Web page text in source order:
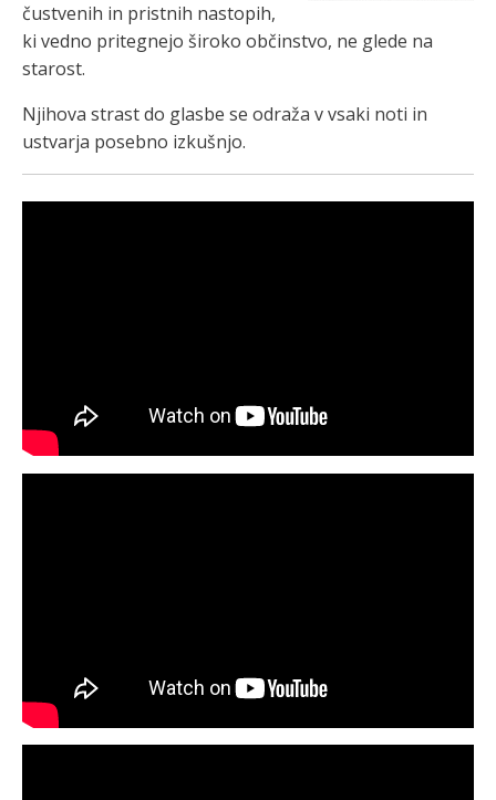
čustvenih in pristnih nastopih,
ki vedno pritegnejo široko občinstvo, ne glede na
starost.
Njihova strast do glasbe se odraža v vsaki noti in
ustvarja posebno izkušnjo.